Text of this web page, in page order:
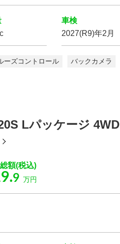
方式
設定をクリア
車検
2027(R9)年2月
ーズコントロール バックカメラ
Lパッケージ 4WD
額(税込)
9 万円